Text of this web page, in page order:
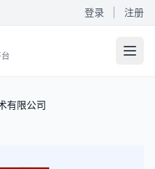
登录 注册
有限公司